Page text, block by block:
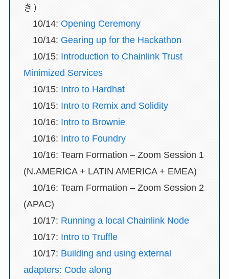
き）
10/14: Opening Ceremony
10/14: Gearing up for the Hackathon
10/15: Introduction to Chainlink Trust
Minimized Services
10/15: Intro to Hardhat
10/15: Intro to Remix and Solidity
10/16: Intro to Brownie
10/16: Intro to Foundry
10/16: Team Formation – Zoom Session 1
(N.AMERICA + LATIN AMERICA + EMEA)
10/16: Team Formation – Zoom Session 2
(APAC)
10/17: Running a local Chainlink Node
10/17: Intro to Truffle
10/17: Building and using external
adapters: Code along